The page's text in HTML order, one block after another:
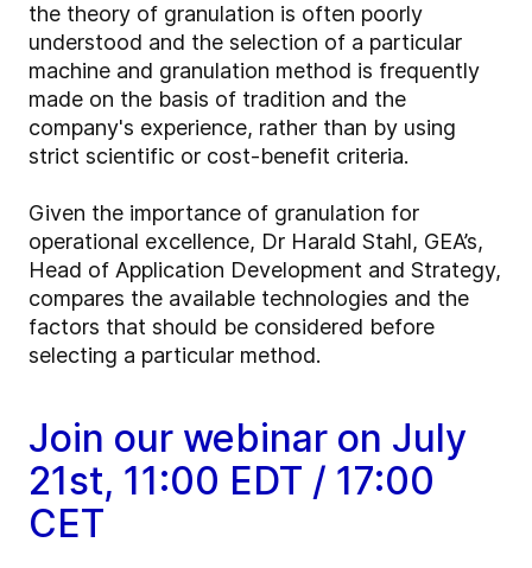
the theory of granulation is often poorly
understood and the selection of a particular
machine and granulation method is frequently
made on the basis of tradition and the
company's experience, rather than by using
strict scientific or cost-benefit criteria.
Given the importance of granulation for
operational excellence, Dr Harald Stahl, GEA’s,
Head of Application Development and Strategy,
compares the available technologies and the
factors that should be considered before
selecting a particular method.
Join our webinar on July
21st, 11:00 EDT / 17:00
CET